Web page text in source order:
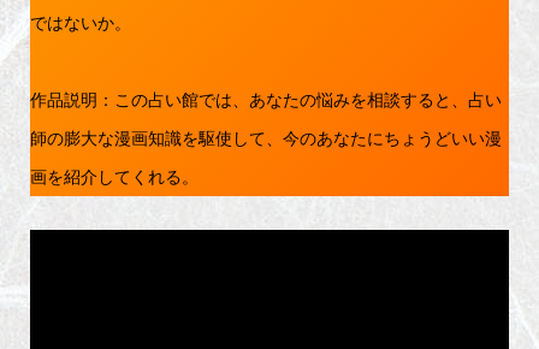
ではないか。
作品説明：この占い館では、あなたの悩みを相談すると、占い
師の膨大な漫画知識を駆使して、今のあなたにちょうどいい漫
画を紹介してくれる。